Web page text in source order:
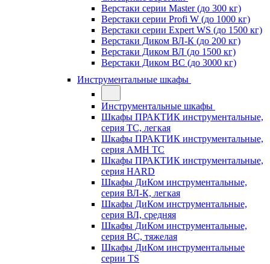
Верстаки серии Master (до 300 кг)
Верстаки серии Profi W (до 1000 кг)
Верстаки серии Expert WS (до 1500 кг)
Верстаки Диком ВЛ-К (до 200 кг)
Верстаки Диком ВЛ (до 1500 кг)
Верстаки Диком ВС (до 3000 кг)
Инструментальные шкафы
Инструментальные шкафы
Шкафы ПРАКТИК инструментальные,
серия TC, легкая
Шкафы ПРАКТИК инструментальные,
серия AMH TC
Шкафы ПРАКТИК инструментальные,
серия HARD
Шкафы ДиКом инструментальные,
cерия ВЛ-К, легкая
Шкафы ДиКом инструментальные,
серия ВЛ, средняя
Шкафы ДиКом инструментальные,
серия ВС, тяжелая
Шкафы ДиКом инструментальные
серии TS